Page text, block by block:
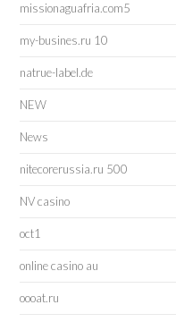
missionaguafria.com5
my-busines.ru 10
natrue-label.de
NEW
News
nitecorerussia.ru 500
NV casino
oct1
online casino au
oooat.ru